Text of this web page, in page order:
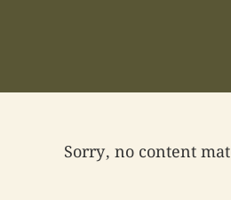
Sorry, no content